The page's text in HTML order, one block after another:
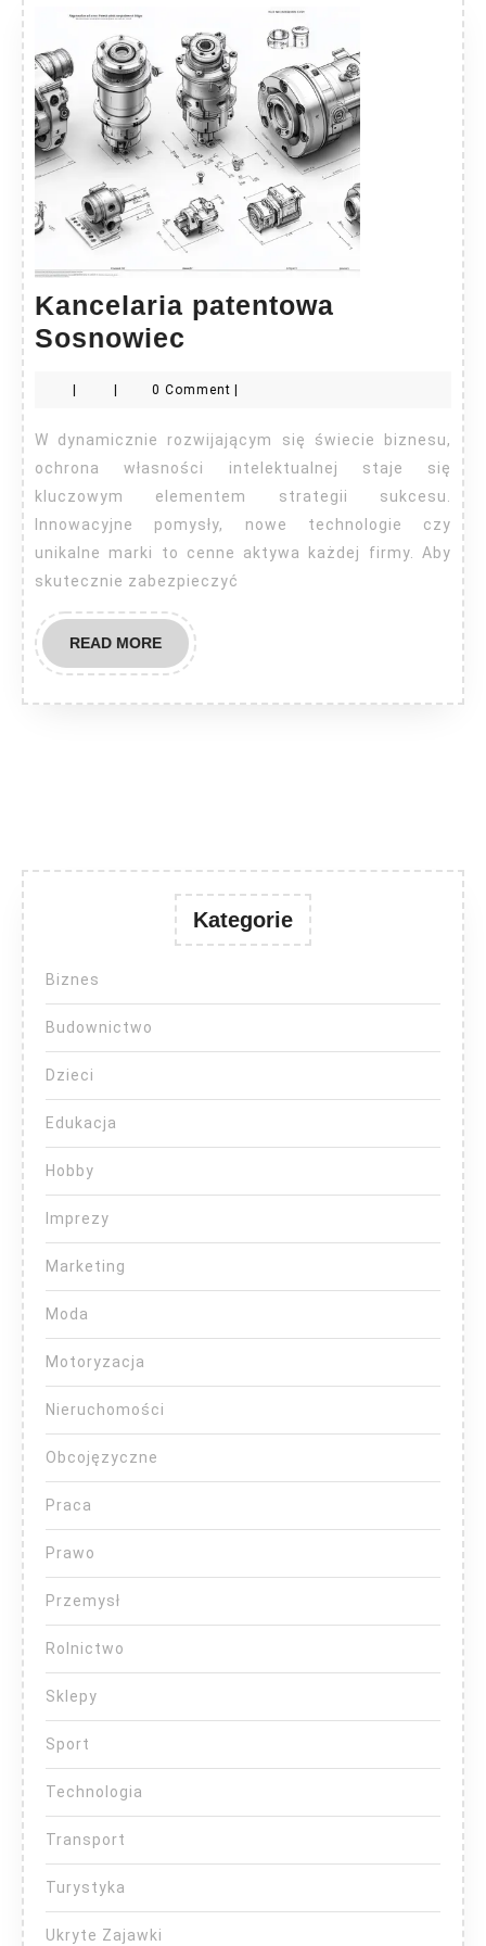
Kancelaria patentowa
Sosnowiec
Sosnowiec
0 Comment
W dynamicznie rozwijającym się świecie biznesu,
ochrona własności intelektualnej staje się
kluczowym elementem strategii sukcesu.
Innowacyjne pomysły, nowe technologie czy
unikalne marki to cenne aktywa każdej firmy. Aby
skutecznie zabezpieczyć
READ MOREREAD
MORE
Kategorie
Biznes
Budownictwo
Dzieci
Edukacja
Hobby
Imprezy
Marketing
Moda
Motoryzacja
Nieruchomości
Obcojęzyczne
Praca
Prawo
Przemysł
Rolnictwo
Sklepy
Sport
Technologia
Transport
Turystyka
Ukryte Zajawki